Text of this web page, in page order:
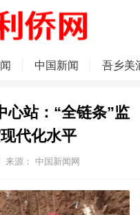
中国新闻 吾乡美
心站：“全链条”监
代化水平
来源： 中国新闻网